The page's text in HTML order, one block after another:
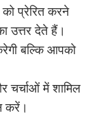
प्रेरित करने
उत्तर देते हैं।
बल्कि आपको
चर्चाओं में शामिल
करें।